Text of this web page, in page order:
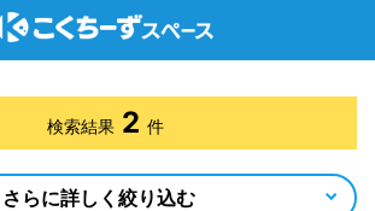
検索結果 2 件
さらに詳しく絞り込む